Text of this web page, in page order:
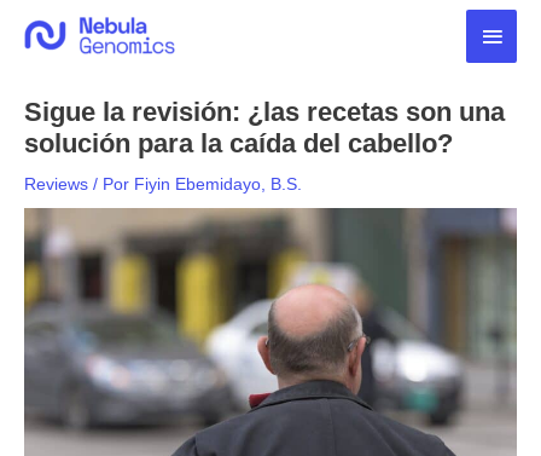
Sigue la revisión: ¿las recetas son una
solución para la caída del cabello?
Reviews / Por Fiyin Ebemidayo, B.S.